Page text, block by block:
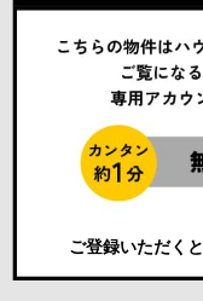
ご登録いただくと